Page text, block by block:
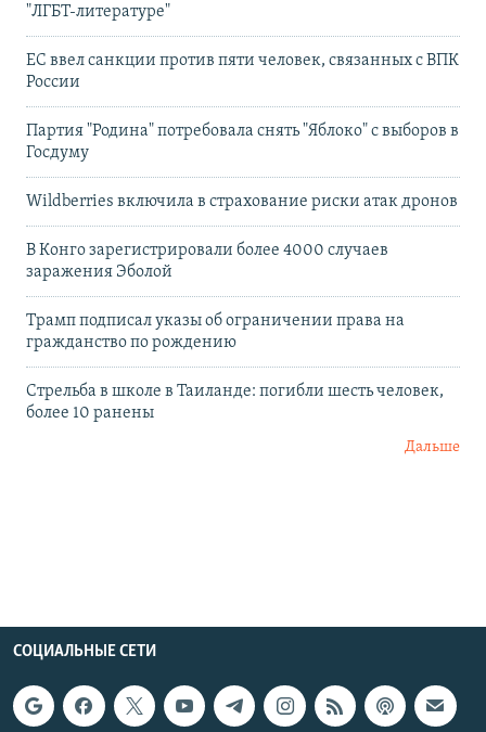
"ЛГБТ‑литературе"
ЕС ввел санкции против пяти человек, связанных с ВПК
России
Партия "Родина" потребовала снять "Яблоко" с выборов в
Госдуму
Wildberries включила в страхование риски атак дронов
В Конго зарегистрировали более 4000 случаев
заражения Эболой
Трамп подписал указы об ограничении права на
гражданство по рождению
Стрельба в школе в Таиланде: погибли шесть человек,
более 10 ранены
Дальше
СОЦИАЛЬНЫЕ СЕТИ